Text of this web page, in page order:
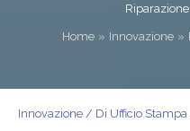
Home Innovazione
Innovazione / Di Ufficio Stampa